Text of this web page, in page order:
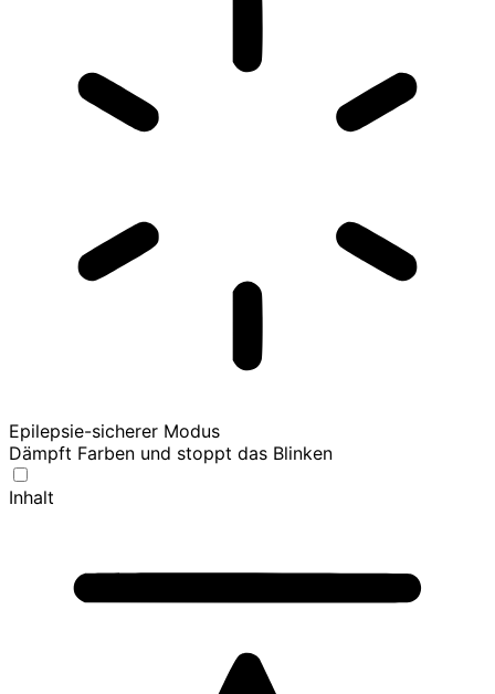
Epilepsie-sicherer Modus
Dämpft Farben und stoppt das Blinken
Inhalt